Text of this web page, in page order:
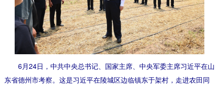
6月24日，中共中央总书记、国家主席、中央军委主席习近平在山
东省德州市考察。这是习近平在陵城区边临镇东于架村，走进农田同